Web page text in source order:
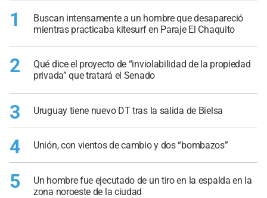
1
Buscan intensamente a un hombre que desapareció
mientras practicaba kitesurf en Paraje El Chaquito
2
Qué dice el proyecto de “inviolabilidad de la propiedad
privada” que tratará el Senado
3 Uruguay tiene nuevo DT tras la salida de Bielsa
4 Unión, con vientos de cambio y dos “bombazos”
5
Un hombre fue ejecutado de un tiro en la espalda en la
zona noroeste de la ciudad